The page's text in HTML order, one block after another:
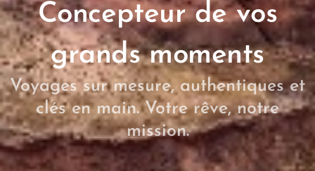
Concepteur de vos
grands moments
Voyages sur mesure, authentiques et
clés en main. Votre rêve, notre
mission.